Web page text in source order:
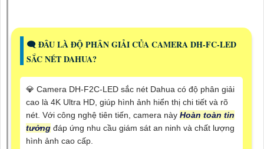
🗨️ ĐÂU LÀ ĐỘ PHÂN GIẢI CỦA CAMERA DH-FC-LED
SẮC NÉT DAHUA?
💎 Camera DH-F2C-LED sắc nét Dahua có độ phân giải
cao là 4K Ultra HD, giúp hình ảnh hiển thị chi tiết và rõ
nét. Với công nghệ tiên tiến, camera này Hoàn toàn tin
tưởng đáp ứng nhu cầu giám sát an ninh và chất lượng
hình ảnh cao cấp.